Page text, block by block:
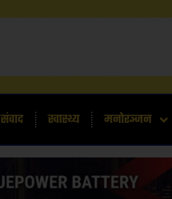
संवाद स्वास्थ्य मनोरञ्जन